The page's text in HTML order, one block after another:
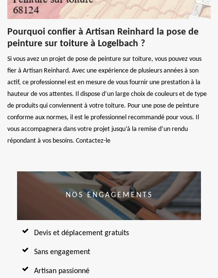
Pourquoi confier à Artisan Reinhard la pose de
peinture sur toiture à Logelbach ?
Si vous avez un projet de pose de peinture sur toiture, vous pouvez vous
fier à Artisan Reinhard. Avec une expérience de plusieurs années à son
actif, ce professionnel est en mesure de vous fournir une prestation à la
hauteur de vos attentes. Il dispose d’un large choix de couleurs et de type
de produits qui conviennent à votre toiture. Pour une pose de peinture
conforme aux normes, il est le professionnel recommandé pour vous. Il
vous accompagnera dans votre projet jusqu’à la remise d’un rendu
répondant à vos besoins. Contactez-le
NOS ENGAGEMENTS
Devis et déplacement gratuits
Sans engagement
Artisan passionné